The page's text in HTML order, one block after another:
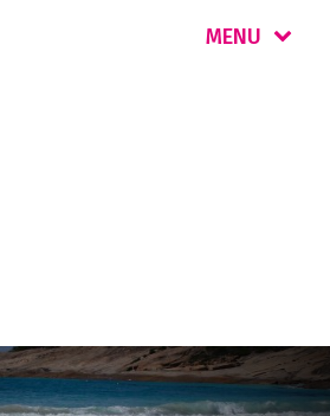
MENU